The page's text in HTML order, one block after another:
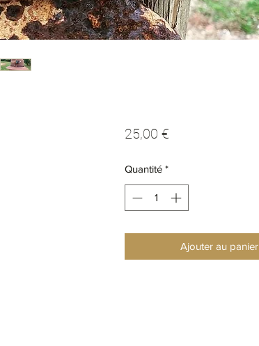
25,00 €Prix
Quantité *
Ajouter au panier